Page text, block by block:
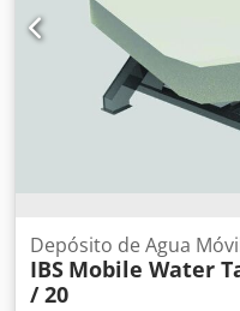
Depósito de Agua
IBS Mobile Water
/ 20